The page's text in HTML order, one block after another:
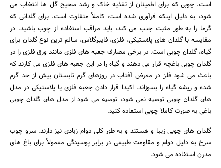
است. چوبی که برای اطمینان از تغذیه خاک و رشد صحیح گل ها انتخاب می
شود، به دلیل اینکه فرآوری شده است، کاملاً متفاوت است. برای گلدانی که
گرما را به طور مثبت جذب می کند، باید مراقب استفاده از چوب باشید. در
مقایسه با گلدان های پلاستیکی، فلزی، فایبرگلاس، سالم ترین نوع گلدان برای
گیاه، گلدان چوبی است. در برخی مصارف جعبه های فلزی مانند ورق فلزی را در
گلدان چوبی باغچه قرار می دهند و گیاه را در این جعبه های فلزی می کارند که
باعث می شود فلز در معرض آفتاب در روزهای گرم تابستان بیش از حد گرم
شده و ریشه گیاه را بسوزاند. اکیدا قرار دادن جعبه فلزی یا پلاستیکی در مدل
های گلدان چوبی توصیه نمی شود، توصیه می شود از مدل های گلدان چوبی
باغی به صورت کاملا چوبی استفاده کنید.
گلدان های چوبی زیبا و هستند و به طور کلی دوام زیادی نیز دارند. سرو چوب
سرخ به دلیل دوام و مقاومت طبیعی در برابر پوسیدگی معمولاً برای باغ های
مدرن استفاده می شود.